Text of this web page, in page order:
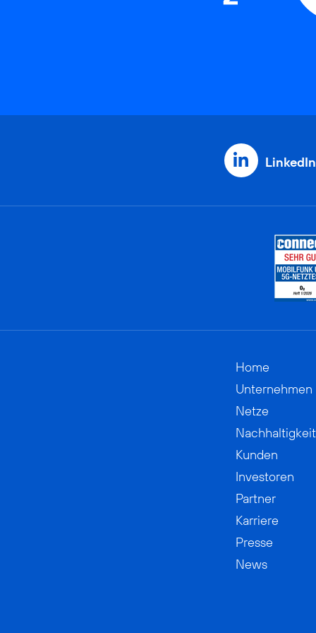
LinkedIn
Home
Unternehmen
Netze
Nachhaltigkeit
Kunden
Investoren
Partner
Karriere
Presse
News